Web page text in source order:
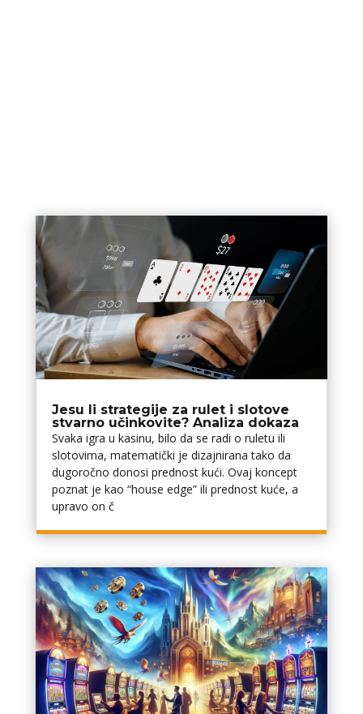
Jesu li strategije za rulet i slotove
stvarno učinkovite? Analiza dokaza
Svaka igra u kasinu, bilo da se radi o ruletu ili
slotovima, matematički je dizajnirana tako da
dugoročno donosi prednost kući. Ovaj koncept
poznat je kao “house edge” ili prednost kuće, a
upravo on č